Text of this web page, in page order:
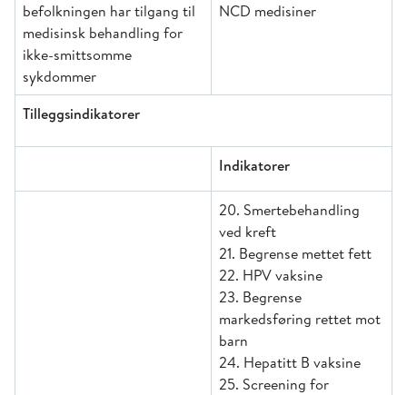
befolkningen har tilgang til
medisinsk behandling for
ikke-smittsomme
sykdommer
NCD medisiner
Tilleggsindikatorer
Indikatorer
20. Smertebehandling
ved kreft
21. Begrense mettet fett
22. HPV vaksine
23. Begrense
markedsføring rettet mot
barn
24. Hepatitt B vaksine
25. Screening for